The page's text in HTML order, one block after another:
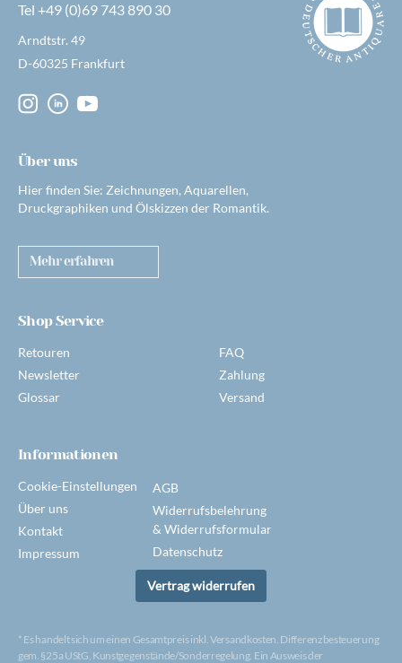
Tel +49 (0)69 743 890 30
Arndtstr. 49
D-60325 Frankfurt
Über uns
Hier finden Sie: Zeichnungen, Aquarellen,
Druckgraphiken und Ölskizzen der Romantik.
Mehr erfahren
Shop Service
Retouren
Newsletter
Glossar
FAQ
Zahlung
Versand
Informationen
Cookie-Einstellungen
Über uns
Kontakt
Impressum
AGB
Widerrufsbelehrung
& Widerrufsformular
Datenschutz
Vertrag widerrufen
* Es handelt sich um einen Gesamtpreis inkl. Versandkosten. Differenzbesteuerung
gem. §25a UStG, Kunstgegenstände/Sonderregelung. Ein Ausweis der